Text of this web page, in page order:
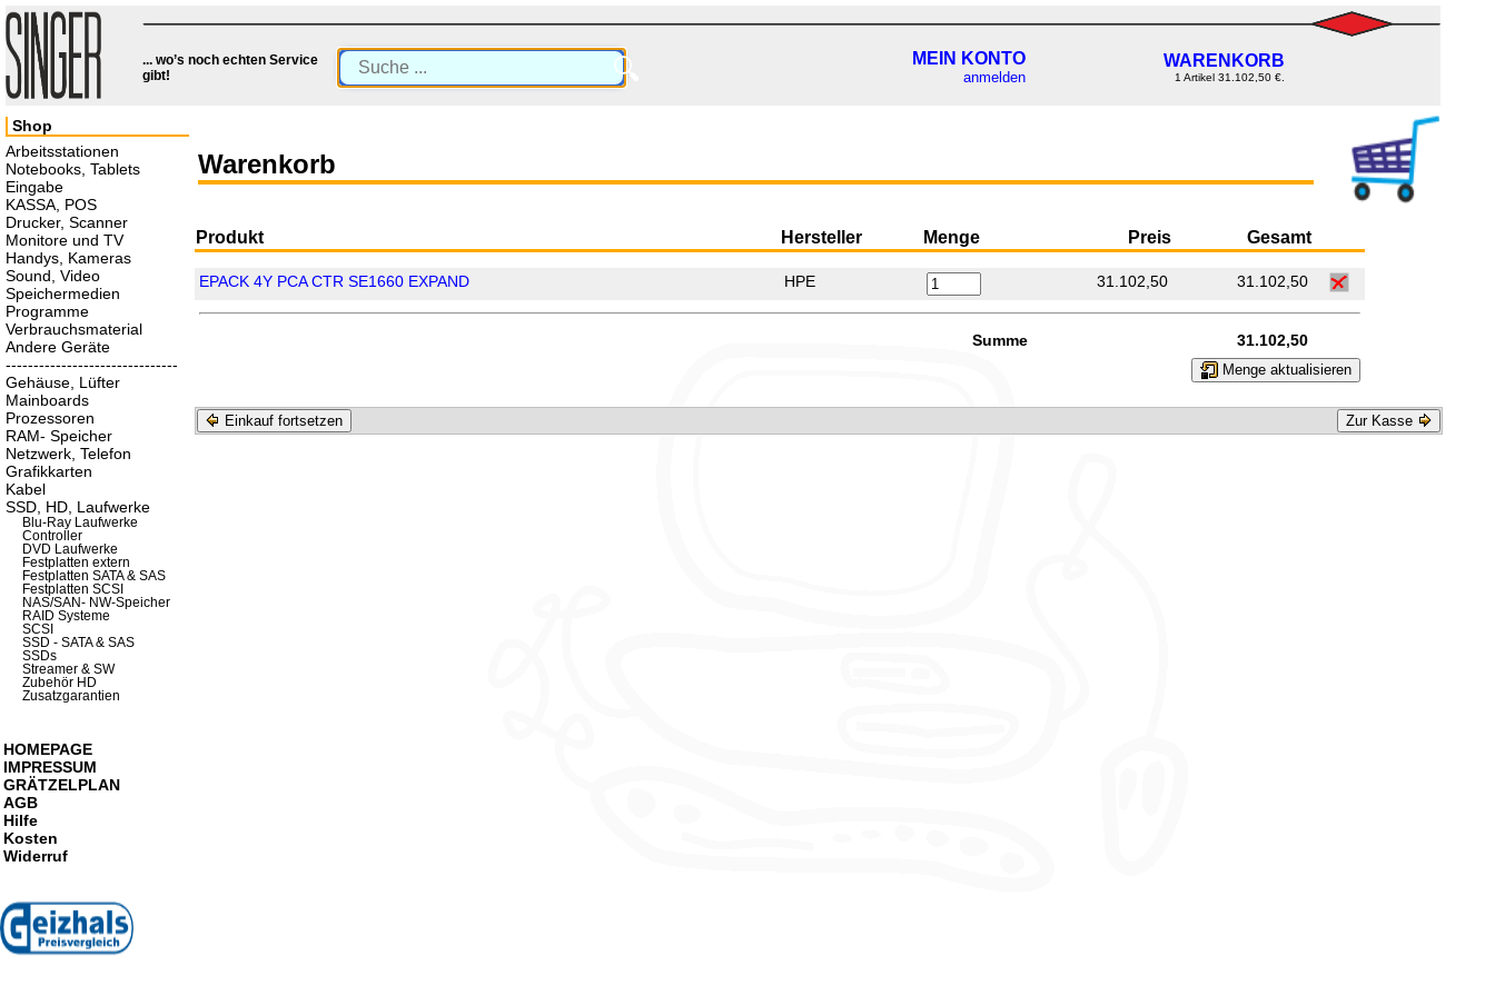
... wo’s noch echten Service
gibt!
🔍 MEIN KONTO
anmelden
WARENKORB
1 Artikel 31.102,50 €.
Warenkorb
Produkt Hersteller Menge Preis Gesamt
EPACK 4Y PCA CTR SE1660 EXPAND HPE 31.102,50 31.102,50
Summe 31.102,50
Menge aktualisieren
Einkauf fortsetzen Zur Kasse
Shop
Arbeitsstationen
Notebooks, Tablets
Eingabe
KASSA, POS
Drucker, Scanner
Monitore und TV
Handys, Kameras
Sound, Video
Speichermedien
Programme
Verbrauchsmaterial
Andere Geräte
-------------------------------
Gehäuse, Lüfter
Mainboards
Prozessoren
RAM- Speicher
Netzwerk, Telefon
Grafikkarten
Kabel
SSD, HD, Laufwerke
Blu-Ray Laufwerke
Controller
DVD Laufwerke
Festplatten extern
Festplatten SATA & SAS
Festplatten SCSI
NAS/SAN- NW-Speicher
RAID Systeme
SCSI
SSD - SATA & SAS
SSDs
Streamer & SW
Zubehör HD
Zusatzgarantien
HOMEPAGE
IMPRESSUM
GRÄTZELPLAN
AGB
Hilfe
Kosten
Widerruf